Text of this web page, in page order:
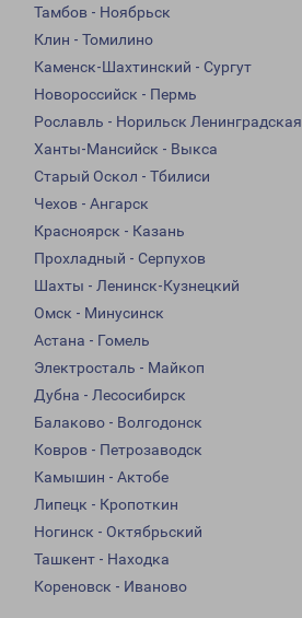
Тамбов - Ноябрьск
Клин - Томилино
Каменск-Шахтинский - Сургут
Новороссийск - Пермь
Рославль - Норильск Ленинградская
Ханты-Мансийск - Выкса
Старый Оскол - Тбилиси
Чехов - Ангарск
Красноярск - Казань
Прохладный - Серпухов
Шахты - Ленинск-Кузнецкий
Омск - Минусинск
Астана - Гомель
Электросталь - Майкоп
Дубна - Лесосибирск
Балаково - Волгодонск
Ковров - Петрозаводск
Камышин - Актобе
Липецк - Кропоткин
Ногинск - Октябрьский
Ташкент - Находка
Кореновск - Иваново